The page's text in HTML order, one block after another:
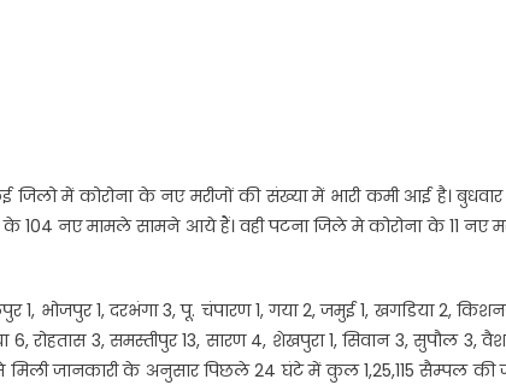
जिलो में कोरोना के नए मरीजों की संख्या में भारी कमी आई है।
104 नए मामले सामने आये हैं। वही पटना जिले मे कोरोना के 11 नए
1, भोजपुर 1, दरभंगा 3, पू. चंपारण 1, गया 2, जमुई 1, खगडिया 2,
6, रोहतास 3, समस्तीपुर 13, सारण 4, शेखपुरा 1, सिवान 3, सुपौल 3,
मिली जानकारी के अनुसार पिछले 24 घंटे में कुल 1,25,115 सैम्पल की